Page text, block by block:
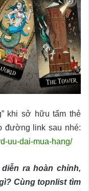
khi sở hữu tấm thẻ
đường link sau nhé:
uu-dai-mua-hang/
ra hoàn chỉnh,
Cùng topnlist tìm